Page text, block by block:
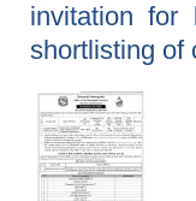
invitation for
shortlisting of